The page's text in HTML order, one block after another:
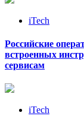
iTech
Российские
встроенных
сервисам
iTech